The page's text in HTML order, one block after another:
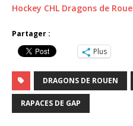
Hockey CHL Dragons de
Partager :
Plus
DRAGONS DE ROUEN
RAPACES DE GAP